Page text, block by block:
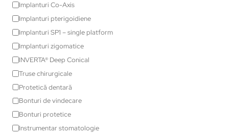
Implanturi Co-Axis
Implanturi pterigoidiene
Implanturi SP1 – single platform
Implanturi zigomatice
INVERTA® Deep Conical
Truse chirurgicale
Protetică dentară
Bonturi de vindecare
Bonturi protetice
Instrumentar stomatologie